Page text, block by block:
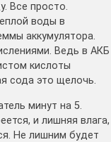
Все просто.
воды в
аккумулятора.
Ведь в АКБ
кислоты
сода это щелочь.
минут на 5.
и лишняя влага,
Не лишним будет